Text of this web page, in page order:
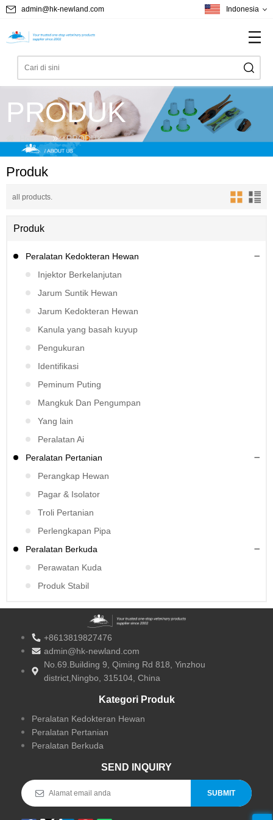
admin@hk-newland.com Indonesia
PRODUK
Home PRODUK
Produk
all products.
Produk
Peralatan Kedokteran Hewan
Injektor Berkelanjutan
Jarum Suntik Hewan
Jarum Kedokteran Hewan
Kanula yang basah kuyup
Pengukuran
Identifikasi
Peminum Puting
Mangkuk Dan Pengumpan
Yang lain
Peralatan Ai
Peralatan Pertanian
Perangkap Hewan
Pagar & Isolator
Troli Pertanian
Perlengkapan Pipa
Peralatan Berkuda
Perawatan Kuda
Produk Stabil
+8613819827476
admin@hk-newland.com
No.69.Building 9, Qiming Rd 818, Yinzhou
district,Ningbo, 315104, China
Kategori Produk
Peralatan Kedokteran Hewan
Peralatan Pertanian
Peralatan Berkuda
SEND INQUIRY
SUBMIT